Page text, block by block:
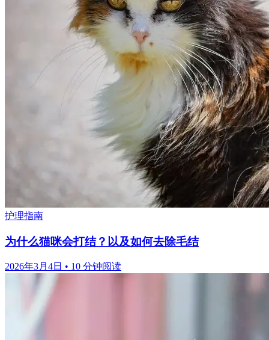
护理指南
为什么猫咪会打结？以及如何去除毛结
2026年3月4日 • 10 分钟阅读